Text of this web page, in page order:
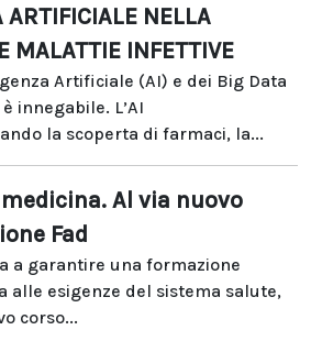
ARTIFICIALE NELLA
MALATTIE INFETTIVE
Artificiale (AI) e dei Big Data
innegabile. L’AI
la scoperta di farmaci, la...
Al via nuovo
Fad
a garantire una formazione
alle esigenze del sistema salute,
corso...